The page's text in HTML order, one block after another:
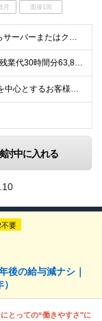
月 面接1回
【必須経験・スキル】 ●自らサーバーまたはクラウド環境の設計・構築・設定を行った実務経験（目安：3年以上） ●AWS、Azure、VMware、GCPのいずれかを用いた構築経験 ●上記クラウド環境にお
月給35万円～80万円（固定残業代30時間分63,869円～を含む）+賞与年1回 ※30時間を超える分は別途支給します ●これまでのご経験・スキル・前職給与をできる限り考慮します ●待機期間も給与を
東京・神奈川・埼玉・千葉を中心とするお客様先での勤務 ★引っ越しを伴う転勤はありません ■プロジェクト先例 品川、新宿、渋谷、秋葉原、大手町、有楽町、新橋、浜松町、幕張、大宮、横浜、川崎など ■
討中に入れる
不要
後の給与減ナシ｜
とっての“働きやすさ"に